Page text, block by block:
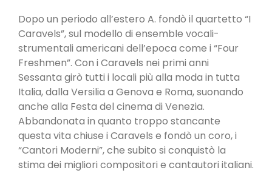
Dopo un periodo all’estero A. fondò il quartetto “I
Caravels”, sul modello di ensemble vocali-
strumentali americani dell’epoca come i “Four
Freshmen”. Con i Caravels nei primi anni
Sessanta girò tutti i locali più alla moda in tutta
Italia, dalla Versilia a Genova e Roma, suonando
anche alla Festa del cinema di Venezia.
Abbandonata in quanto troppo stancante
questa vita chiuse i Caravels e fondò un coro, i
“Cantori Moderni”, che subito si conquistò la
stima dei migliori compositori e cantautori italiani.